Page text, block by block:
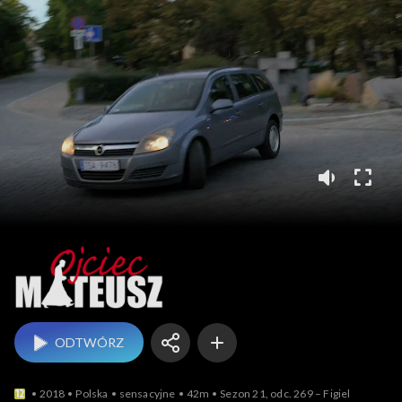
Ojciec Mateusz
ODTWÓRZ
2018 Polska sensacyjne 42m Sezon 21, odc. 269 – Figiel